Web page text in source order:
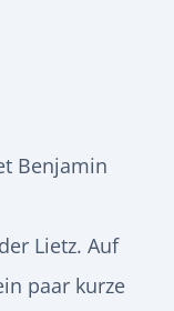
Benjamin
Lietz. Auf
paar kurze